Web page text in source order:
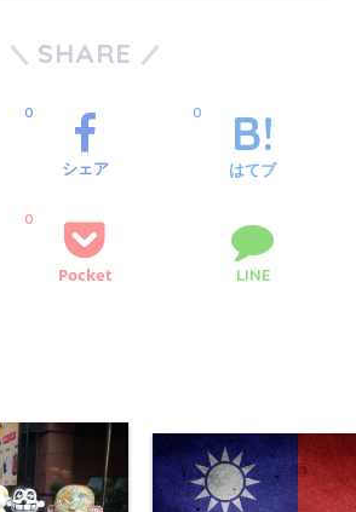
その恩恵を享受する前にマイルを貯めることを諦めてし
う。僕は，夫婦で1年間に60万マイル貯めました。非現
SHARE
シェア
0
はてブ
0
Pocket
0
LINE